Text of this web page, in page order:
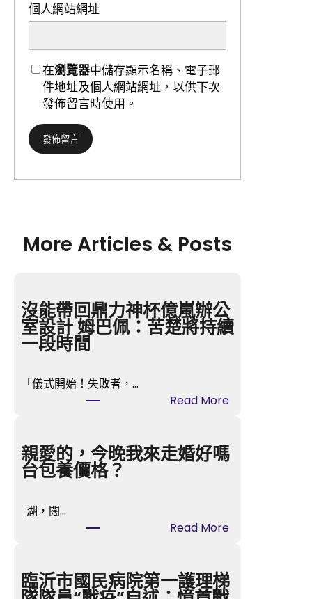
個人網站網址
在瀏覽器中儲存顯示名稱、電子郵
件地址及個人網站網址，以供下次
發佈留言時使用。
More Articles & Posts
沒能帶回鼎力神杯億嵐辦公
室設計 姆巴佩：苦楚將持續
一段時間
「儀式開始！失敗者，…
Read More:
帶
回
杯
辦
親愛的，今晚我來走婚好嗎
台包養價格？
湖，闊…
Read More:
的
，
臨沂市國民病院第一護理梯